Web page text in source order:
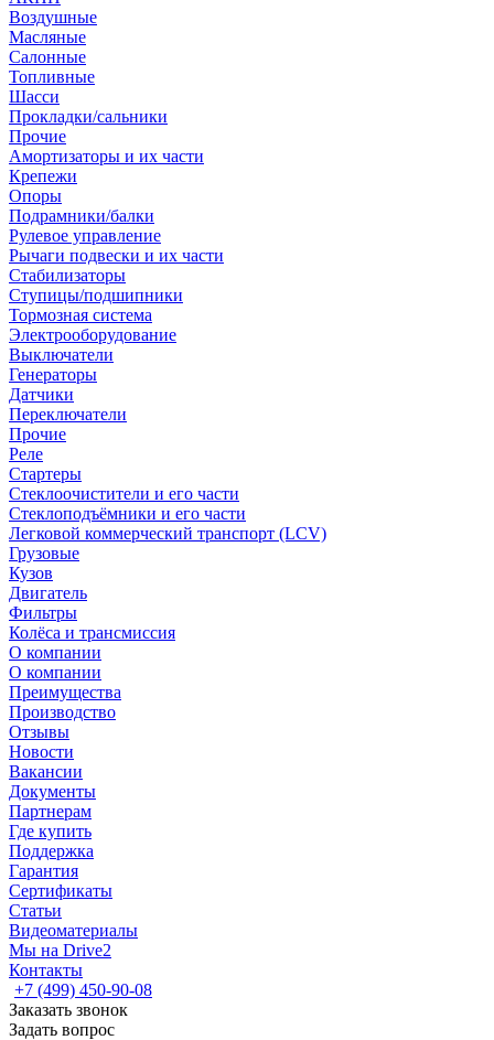
Воздушные
Масляные
Салонные
Топливные
Шасси
Прокладки/сальники
Прочие
Амортизаторы и их части
Крепежи
Опоры
Подрамники/балки
Рулевое управление
Рычаги подвески и их части
Стабилизаторы
Ступицы/подшипники
Тормозная система
Электрооборудование
Выключатели
Генераторы
Датчики
Переключатели
Прочие
Реле
Стартеры
Стеклоочистители и его части
Стеклоподъёмники и его части
Легковой коммерческий транспорт (LCV)
Грузовые
Кузов
Двигатель
Фильтры
Колёса и трансмиссия
О компании
О компании
Преимущества
Производство
Отзывы
Новости
Вакансии
Документы
Партнерам
Где купить
Поддержка
Гарантия
Сертификаты
Статьи
Видеоматериалы
Мы на Drive2
Контакты
+7 (499) 450-90-08
Заказать звонок
Задать вопрос